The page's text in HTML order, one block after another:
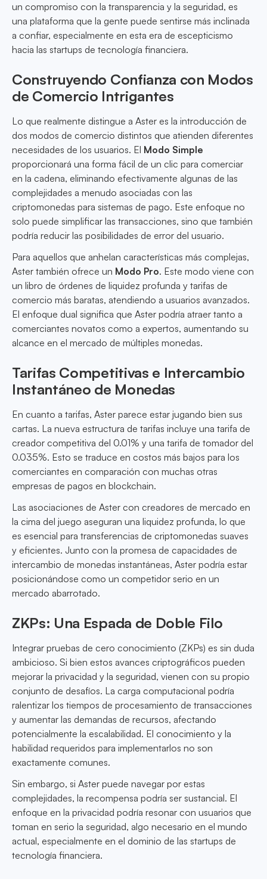
un compromiso con la transparencia y la seguridad, es
una plataforma que la gente puede sentirse más inclinada
a confiar, especialmente en esta era de escepticismo
hacia las startups de tecnología financiera.
Construyendo Confianza con Modos
de Comercio Intrigantes
Lo que realmente distingue a Aster es la introducción de
dos modos de comercio distintos que atienden diferentes
necesidades de los usuarios. El Modo Simple
proporcionará una forma fácil de un clic para comerciar
en la cadena, eliminando efectivamente algunas de las
complejidades a menudo asociadas con las
criptomonedas para sistemas de pago. Este enfoque no
solo puede simplificar las transacciones, sino que también
podría reducir las posibilidades de error del usuario.
Para aquellos que anhelan características más complejas,
Aster también ofrece un Modo Pro. Este modo viene con
un libro de órdenes de liquidez profunda y tarifas de
comercio más baratas, atendiendo a usuarios avanzados.
El enfoque dual significa que Aster podría atraer tanto a
comerciantes novatos como a expertos, aumentando su
alcance en el mercado de múltiples monedas.
Tarifas Competitivas e Intercambio
Instantáneo de Monedas
En cuanto a tarifas, Aster parece estar jugando bien sus
cartas. La nueva estructura de tarifas incluye una tarifa de
creador competitiva del 0.01% y una tarifa de tomador del
0.035%. Esto se traduce en costos más bajos para los
comerciantes en comparación con muchas otras
empresas de pagos en blockchain.
Las asociaciones de Aster con creadores de mercado en
la cima del juego aseguran una liquidez profunda, lo que
es esencial para transferencias de criptomonedas suaves
y eficientes. Junto con la promesa de capacidades de
intercambio de monedas instantáneas, Aster podría estar
posicionándose como un competidor serio en un
mercado abarrotado.
ZKPs: Una Espada de Doble Filo
Integrar pruebas de cero conocimiento (ZKPs) es sin duda
ambicioso. Si bien estos avances criptográficos pueden
mejorar la privacidad y la seguridad, vienen con su propio
conjunto de desafíos. La carga computacional podría
ralentizar los tiempos de procesamiento de transacciones
y aumentar las demandas de recursos, afectando
potencialmente la escalabilidad. El conocimiento y la
habilidad requeridos para implementarlos no son
exactamente comunes.
Sin embargo, si Aster puede navegar por estas
complejidades, la recompensa podría ser sustancial. El
enfoque en la privacidad podría resonar con usuarios que
toman en serio la seguridad, algo necesario en el mundo
actual, especialmente en el dominio de las startups de
tecnología financiera.